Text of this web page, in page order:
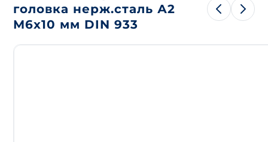
головка нерж.сталь А2
М6х10 мм DIN 933